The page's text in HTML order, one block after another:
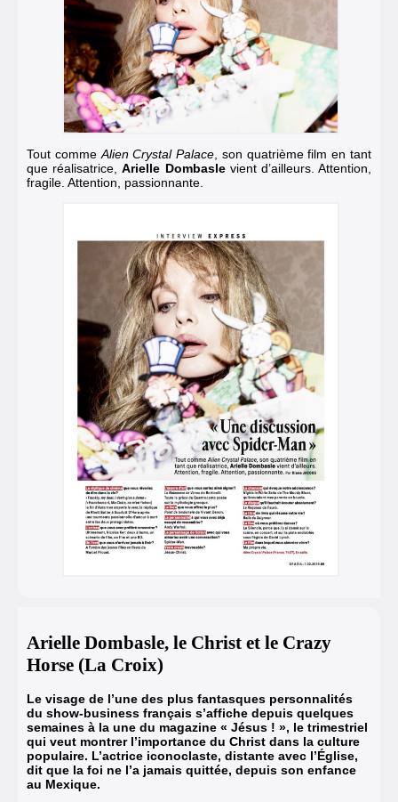
Tout comme Alien Crystal Palace , son quatrième film en tant
que réalisatrice,Arielle Dombaslevient d’ailleurs. Attention,
fragile. Attention, passionnante.
Arielle Dombasle, le Christ et le Crazy
Horse (La Croix)
Le visage de l’une des plus fantasques personnalités
du show-business français s’affiche depuis quelques
semaines à la une du magazine « Jésus ! », le trimestriel
qui veut montrer l’importance du Christ dans la culture
populaire. L’actrice iconoclaste, distante avec l’Église,
dit que la foi ne l’a jamais quittée, depuis son enfance
au Mexique.